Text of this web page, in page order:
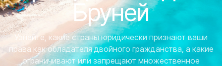
Бруней
Узнайте, какие страны юридически признают ваши
права как обладателя двойного гражданства, а какие
ограничивают или запрещают множественное